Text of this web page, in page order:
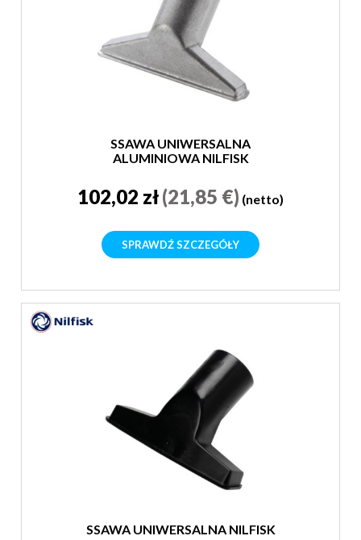
SSAWA UNIWERSALNA
ALUMINIOWA NILFISK
102,02 zł(21,85 €) (netto)
SPRAWDŹ SZCZEGÓŁY
SSAWA UNIWERSALNA NILFISK